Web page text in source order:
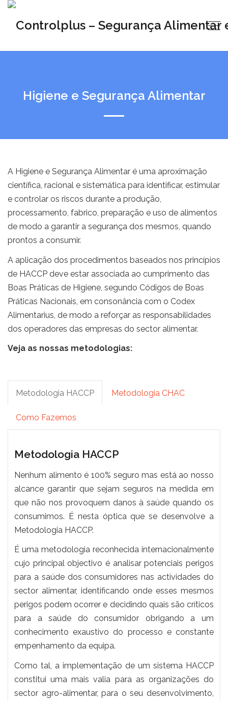
Higiene e Segurança Alimentar
A Higiene e Segurança Alimentar é uma aproximação
científica, racional e sistemática para identificar, estimular
e controlar os riscos durante a produção,
processamento, fabrico, preparação e uso de alimentos
de modo a garantir a segurança dos mesmos, quando
prontos a consumir.
A aplicação dos procedimentos baseados nos princípios
de HACCP deve estar associada ao cumprimento das
Boas Práticas de Higiene, segundo Códigos de Boas
Práticas Nacionais, em consonância com o Codex
Alimentarius, de modo a reforçar as responsabilidades
dos operadores das empresas do sector alimentar.
Veja as nossas metodologias:
Metodologia HACCP Metodologia CHAC
Como Fazemos
Metodologia HACCP
Nenhum alimento é 100% seguro mas está ao nosso
alcance garantir que sejam seguros na medida em
que não nos provoquem danos à saúde quando os
consumimos. É nesta óptica que se desenvolve a
Metodologia HACCP.
É uma metodologia reconhecida internacionalmente
cujo principal objectivo é analisar potenciais perigos
para a saúde dos consumidores nas actividades do
sector alimentar, identificando onde esses mesmos
perigos podem ocorrer e decidindo quais são críticos
para a saúde do consumidor obrigando a um
conhecimento exaustivo do processo e constante
empenhamento da equipa.
Como tal, a implementação de um sistema HACCP
constitui uma mais valia para as organizações do
sector agro-alimentar, para o seu desenvolvimento,